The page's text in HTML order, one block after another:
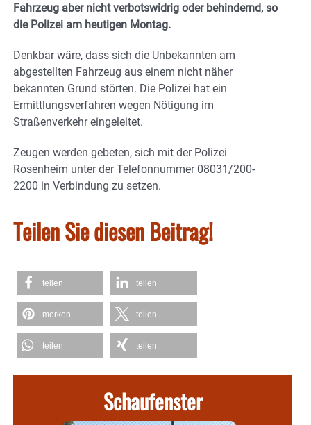
Fahrzeug aber nicht verbotswidrig oder behindernd, so
die Polizei am heutigen Montag.
Denkbar wäre, dass sich die Unbekannten am
abgestellten Fahrzeug aus einem nicht näher
bekannten Grund störten. Die Polizei hat ein
Ermittlungsverfahren wegen Nötigung im
Straßenverkehr eingeleitet.
Zeugen werden gebeten, sich mit der Polizei
Rosenheim unter der Telefonnummer 08031/200-
2200 in Verbindung zu setzen.
Teilen Sie diesen Beitrag!
teilen teilen
merken teilen
teilen teilen
Schaufenster